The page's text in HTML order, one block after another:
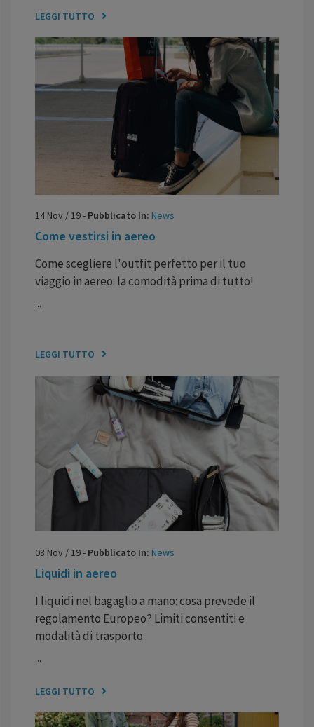
LEGGI TUTTO
14 Nov / 19- Pubblicato In: News
Come vestirsi in aereo
Come scegliere l'outfit perfetto per il tuo
viaggio in aereo: la comodità prima di tutto!
...
LEGGI TUTTO
08 Nov / 19- Pubblicato In: News
Liquidi in aereo
I liquidi nel bagaglio a mano: cosa prevede il
regolamento Europeo? Limiti consentiti e
modalità di trasporto
...
LEGGI TUTTO